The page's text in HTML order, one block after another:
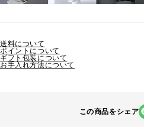
送料について
ポイントについて
ギフト包装について
お手入れ方法について
この商品をシェア